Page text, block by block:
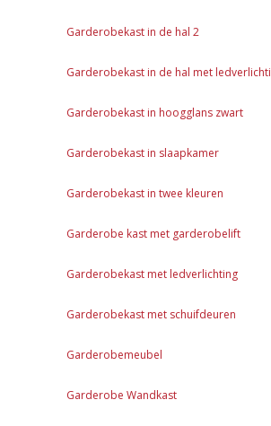
Garderobekast in de hal 2
Garderobekast in de hal met
Garderobekast in hoogglans zwart
Garderobekast in slaapkamer
Garderobekast in twee kleuren
Garderobe kast met garderobelift
Garderobekast met ledverlichting
Garderobekast met schuifdeuren
Garderobemeubel
Garderobe Wandkast